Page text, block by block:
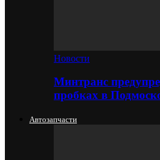
Новости
Минтранс
пробках в
Автозапчасти